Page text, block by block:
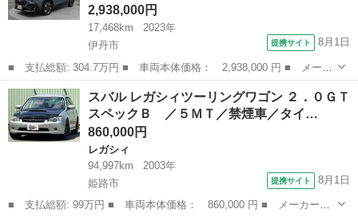
2,938,000円
17,468km
2023年
伊丹市
提携サイト 8月1日
■ 支払総額: 304.7万円 ■ 車両本体価格： 2,938,000 円 ■ メーカ
ー名： スバル ■ 車種名： クロストレック ■ グレード名： リ
ミテッド ４ＷＤ フルセグ メモリーナビ ミュージックプレイヤ
ー接続可...
兵庫 伊丹市
スバル レガシィツーリングワゴン ２．０ＧＴ
スペックＢ ／５ＭＴ／禁煙車／タイ…
860,000円
レガシィ
94,997km
2003年
姫路市
提携サイト 8月1日
■ 支払総額: 99万円 ■ 車両本体価格： 860,000 円 ■ メーカー